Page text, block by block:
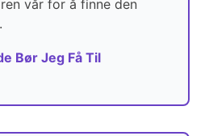
vår for å finne den
Bør Jeg Få Til